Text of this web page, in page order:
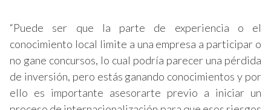
“Puede ser que la parte de experiencia o el
conocimiento local limite a una empresa a participar o
no gane concursos, lo cual podría parecer una pérdida
de inversión, pero estás ganando conocimientos y por
ello es importante asesorarte previo a iniciar un